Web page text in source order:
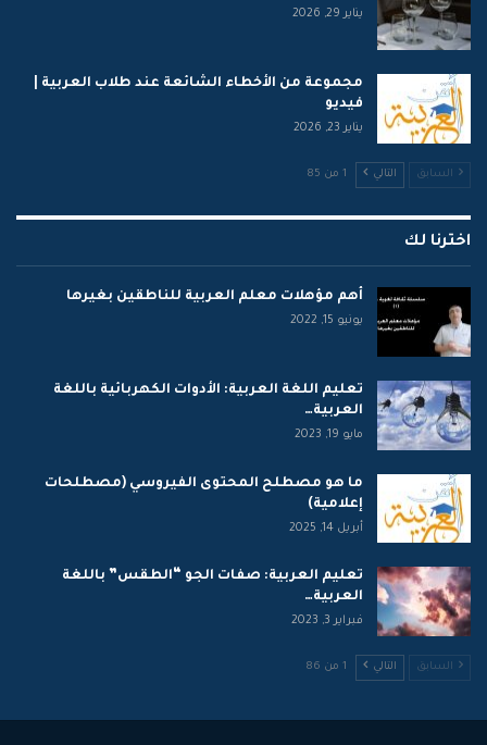
يناير 29, 2026
مجموعة من الأخطاء الشائعة عند طلاب العربية |
فيديو
يناير 23, 2026
السابق التالي 1 من 85
اخترنا لك
أهم مؤهلات معلم العربية للناطقين بغيرها
يونيو 15, 2022
تعليم اللغة العربية: الأدوات الكهربائية باللغة
العربية…
مايو 19, 2023
ما هو مصطلح المحتوى الفيروسي (مصطلحات
إعلامية)
أبريل 14, 2025
تعليم العربية: صفات الجو “الطقس” باللغة
العربية…
فبراير 3, 2023
السابق التالي 1 من 86